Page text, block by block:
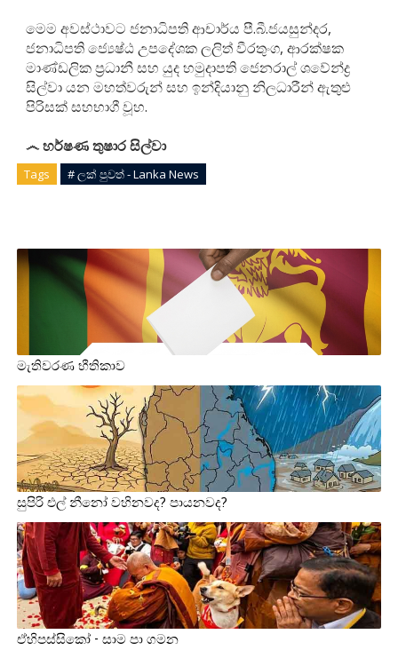
මෙම අවස්ථාවට ජනාධිපති ආචාර්ය පී.බී.ජයසුන්දර,
ජනාධිපති ජ්‍යෙෂ්ඨ උපදේශක ලලිත් වීරතුංග, ආරක්ෂක
මාණ්ඩලික ප්‍රධානී සහ යුද හමුදාපති ජෙනරාල් ශවේන්ද්‍ර
සිල්වා යන මහත්වරුන් සහ ඉන්දියානු නිලධාරීන් ඇතුළු
පිරිසක් සහභාගී වූහ.
෴ හර්ෂණ තුෂාර සිල්වා
Tags # ලක් පුවත් - Lanka News
මැතිවරණ භීතිකාව
සුපිරි එල් නීනෝ වහිනවද? පායනවද?
ඒහිපස්සිකෝ - සාම පා ගමන